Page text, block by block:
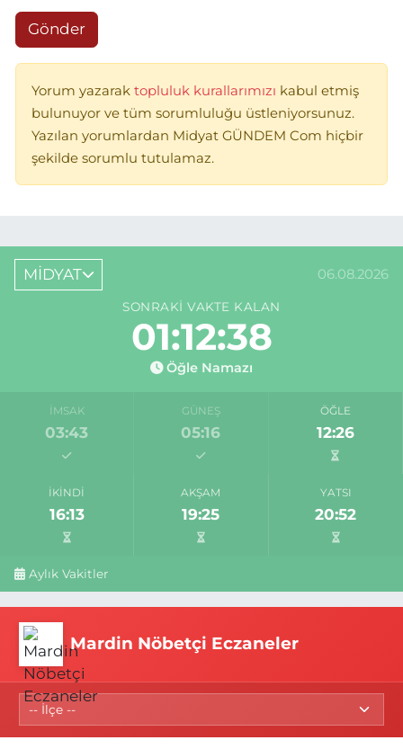
Gönder
Yorum yazarak topluluk kurallarımızı kabul etmiş
bulunuyor ve tüm sorumluluğu üstleniyorsunuz.
Yazılan yorumlardan Midyat GÜNDEM Com hiçbir
şekilde sorumlu tutulamaz.
MİDYAT 06.08.2026
SONRAKI VAKTE KALAN
01:12:38
Öğle Namazı
İMSAK
03:43
GÜNEŞ
05:16
ÖĞLE
12:26
İKINDI
16:13
AKŞAM
19:25
YATSI
20:52
Aylık Vakitler
Mardin Nöbetçi Eczaneler